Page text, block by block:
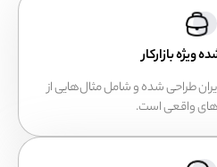
شده و شامل مثال‌هایی از